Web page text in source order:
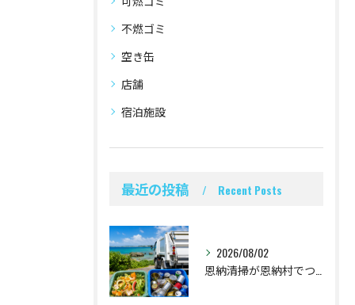
不燃ゴミ
空き缶
店舗
宿泊施設
最近の投稿 Recent Posts
2026/08/02